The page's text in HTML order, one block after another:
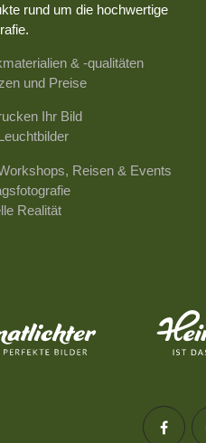
rund um die hochwertige
& -qualitäten
und Preise
Ihr Bild
Reisen & Events
Realität